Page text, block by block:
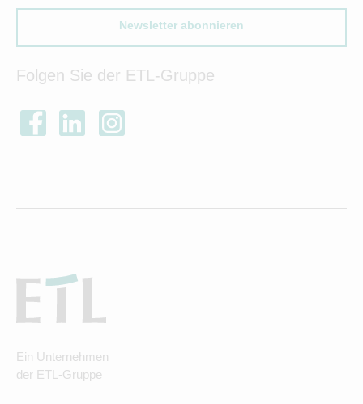
Newsletter abonnieren
Folgen Sie der ETL-Gruppe
Ein Unternehmen
der ETL-Gruppe